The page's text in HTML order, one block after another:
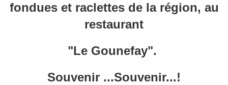
fondues et raclettes de la région, au
restaurant
"Le Gounefay".
Souvenir ...Souvenir...!